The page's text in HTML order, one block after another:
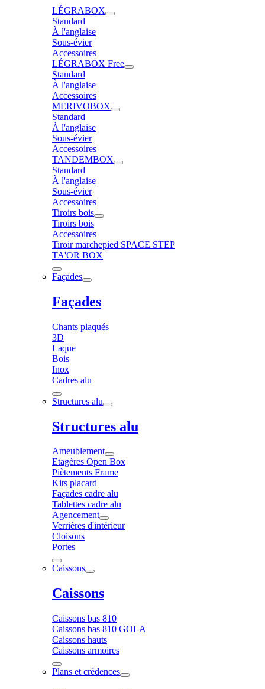
LÉGRABOX
Standard
À l'anglaise
Sous-évier
Accessoires
LÉGRABOX Free
Standard
À l'anglaise
Accessoires
MERIVOBOX
Standard
À l'anglaise
Sous-évier
Accessoires
TANDEMBOX
Standard
À l'anglaise
Sous-évier
Accessoires
Tiroirs bois
Tiroirs bois
Accessoires
Tiroir marchepied SPACE STEP
TA'OR BOX
Façades
Façades
Chants plaqués
3D
Laque
Bois
Inox
Cadres alu
Structures alu
Structures alu
Ameublement
Etagères Open Box
Piètements Frame
Kits placard
Façades cadre alu
Tablettes cadre alu
Agencement
Verrières d'intérieur
Cloisons
Portes
Caissons
Caissons
Caissons bas 810
Caissons bas 810 GOLA
Caissons hauts
Caissons armoires
Plans et crédences